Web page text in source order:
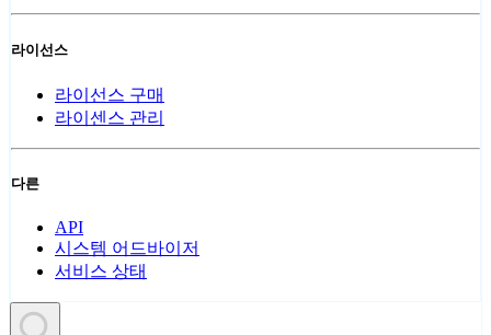
라이선스
라이선스 구매
라이센스 관리
다른
API
시스템 어드바이저
서비스 상태